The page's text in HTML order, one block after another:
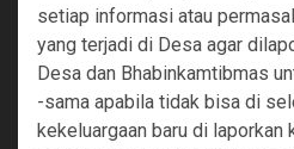
setiap informasi atau
yang terjadi di Desa agar
Desa dan Bhabinkamtibmas
-sama apabila tidak bisa di
kekeluargaan baru di laporkan